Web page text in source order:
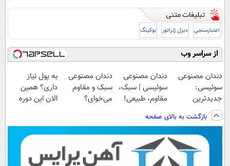
اعتبارسنجی دیزل ژنراتور بوکینگ
از سراسر وب
دندان مصنوعی
سوئیسی:
جدیدترین
فناوری اروپا،
سبک و مقاوم |
پرداخت قسطی
دندان مصنوعی
سوئیسی | سبک،
مقاوم، طبیعی!
رایگان+پرداخت
اقساطی😍
دندان مصنوعی
سبک و مقاوم
می‌خوای؟
📍تهران
به پول نیاز
داری؟ همین
الان این دوره
بازگشت به بالای صفحه